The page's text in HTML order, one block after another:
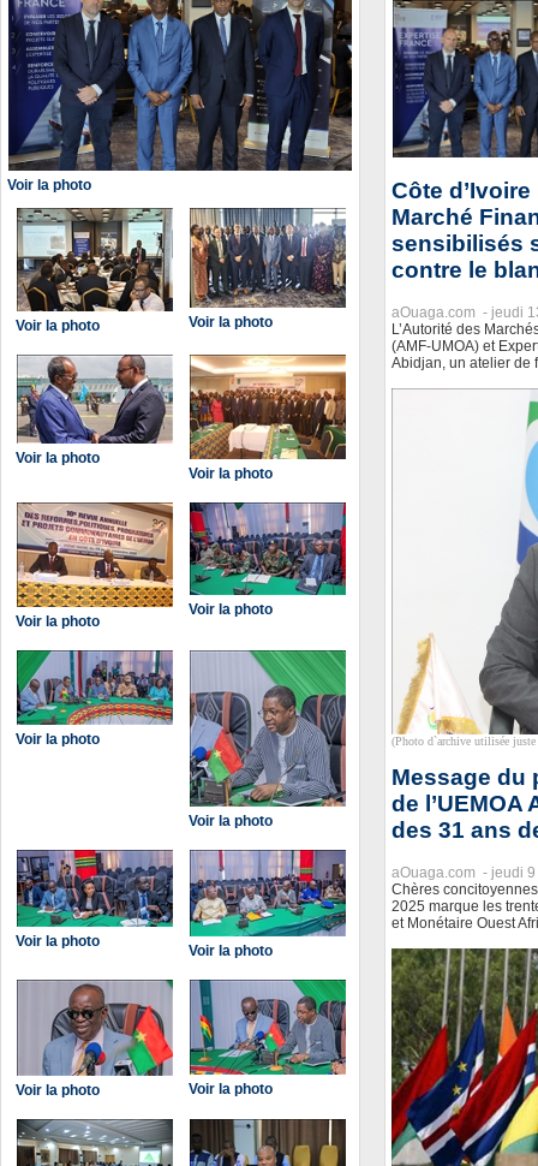
Voir la photo
Voir la photo Voir la photo
Voir la photo
Voir la photo
Voir la photo
Voir la photo
Voir la photo
Voir la photo
Voir la photo
Voir la photo
Voir la photo Voir la photo
Côte
Marché
sensibilisés
contre le
aOuaga.com - jeudi
L’Autorité des
(AMF-UMOA) et
Abidjan, un atelier de
(Photo d`archive utilisée
Message du
de l’UEMOA
des 31 ans
aOuaga.com - jeudi
Chères
2025 marque les
et Monétaire Ouest